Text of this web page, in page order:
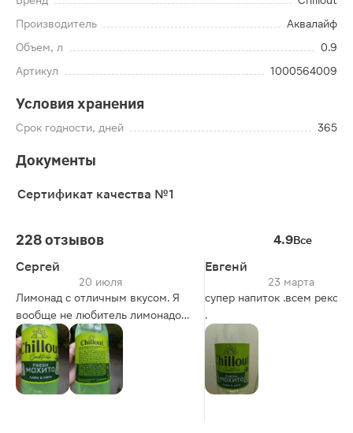
Производитель
Аквалайф
Объем, л
0.9
Артикул
1000564009
Условия хранения
Срок годности, дней 365
Документы
Сертификат качества №1
228 отзывов 4.9Все
Сергей
20 июля
Лимонад с отличным вкусом. Я
вообще не любитель лимонадов,
но этот зашёл.
Евгенй
23 марта
супер напиток .всем
.